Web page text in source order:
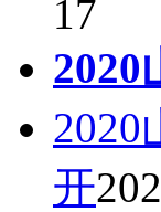
17
2020
2020
开